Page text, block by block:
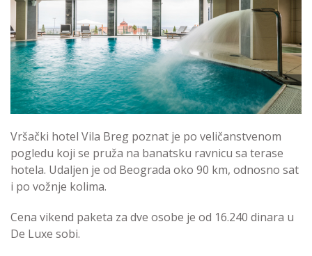
Vršački hotel Vila Breg poznat je po veličanstvenom
pogledu koji se pruža na banatsku ravnicu sa terase
hotela. Udaljen je od Beograda oko 90 km, odnosno sat
i po vožnje kolima.
Cena vikend paketa za dve osobe je od 16.240 dinara u
De Luxe sobi.